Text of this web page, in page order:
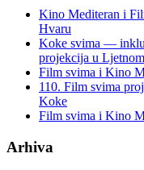
Kino Mediteran i
Hvaru
Koke svima —
projekcija u
Film svima i Kino
110. Film svima
Koke
Film svima i Kino
Arhiva